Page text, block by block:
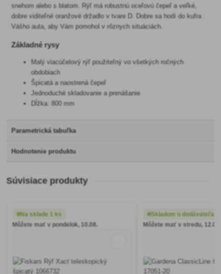
snehom alebo s blatom. Rýľ má robustnú oceľovú čepeľ a veľké,
dobre viditeľné oranžové držadlo v tvare D. Dobre sa hodí do kufra
Vášho auta, aby Vám pomohol v rôznych situáciách.
Základné rysy
Malý viacúčelový rýľ použiteľný vo všetkých ročných
obdobiach
Špicatá a naostrená čepeľ
Jednoduché skladovanie a prenášanie
Dĺžka: 800 mm
Parametrická tabuľka
Hodnotenie produktu
Súvisiace produkty
Na sklade 1 ks
Môžete mať v pondelok, 10.08.
Skladom u dodávateľa
Môžete mať v stredu, 12.08.